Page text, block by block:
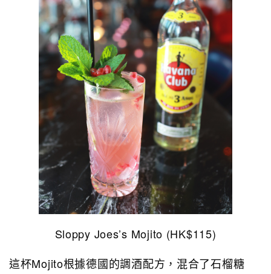
Sloppy Joes’s Mojito (HK$115)
這杯Mojito根據德國的調酒配方，混合了石榴糖